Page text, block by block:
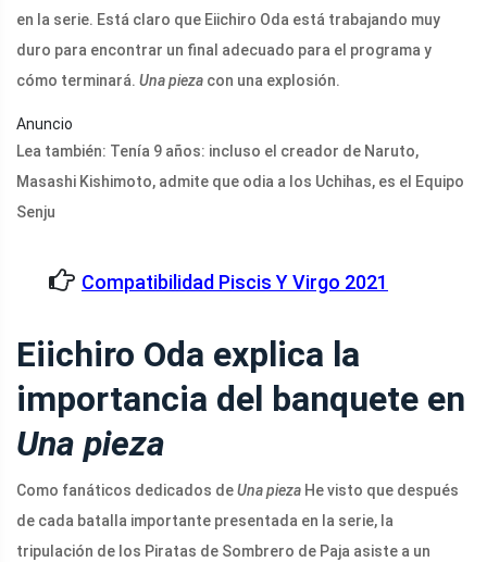
en la serie. Está claro que Eiichiro Oda está trabajando muy
duro para encontrar un final adecuado para el programa y
cómo terminará. Una pieza con una explosión.
Anuncio
Lea también: Tenía 9 años: incluso el creador de Naruto,
Masashi Kishimoto, admite que odia a los Uchihas, es el Equipo
Senju
Compatibilidad Piscis Y Virgo 2021
Eiichiro Oda explica la
importancia del banquete en
Una pieza
Como fanáticos dedicados deUna pieza He visto que después
de cada batalla importante presentada en la serie, la
tripulación de los Piratas de Sombrero de Paja asiste a un